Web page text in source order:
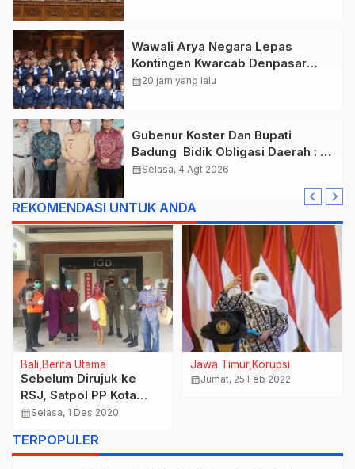
Wawali Arya Negara Lepas
Kontingen Kwarcab Denpasar
Menuju Jambore Nasional XII
calendar_month20 jam yang lalu
Gubenur Koster Dan Bupati
Badung Bidik Obligasi Daerah :
Gaspol Bangun Infrastruktur
calendar_monthSelasa, 4 Agt 2026
REKOMENDASI UNTUK ANDA
Bali Berita Utama
Sebelum Dirujuk ke
RSJ, Satpol PP Kota
Denpasar Rapid Test
calendar_monthSelasa, 1 Des 2020
Jawa Timur Korupsi
calendar_monthJumat, 25 Feb 2022
TERPOPULER